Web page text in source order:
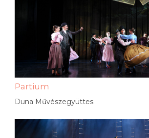
Partium
Duna Művészegyüttes